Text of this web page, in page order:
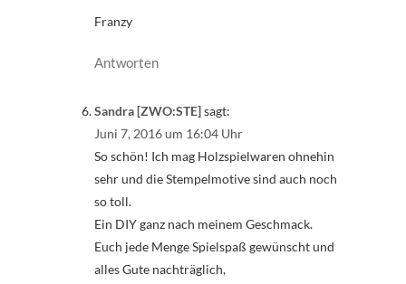
Franzy
Antworten
Sandra [ZWO:STE]sagt:
Juni 7, 2016 um 16:04 Uhr
So schön! Ich mag Holzspielwaren ohnehin
sehr und die Stempelmotive sind auch noch
so toll.
Ein DIY ganz nach meinem Geschmack.
Euch jede Menge Spielspaß gewünscht und
alles Gute nachträglich,